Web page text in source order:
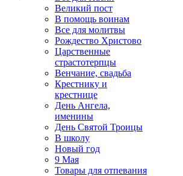
Великий пост
В помощь воинам
Все для молитвы
Рождество Христово
Царственные
страстотерпцы
Венчание, свадьба
Крестнику и
крестнице
День Ангела,
именины
День Святой Троицы
В школу
Новый год
9 Мая
Товары для отпевания